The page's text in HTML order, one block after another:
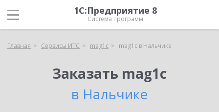
1С:Предприятие 8
Система программ
Главная Сервисы ИТС mag1c mag1c в Нальчике
Заказать mag1c
в Нальчике